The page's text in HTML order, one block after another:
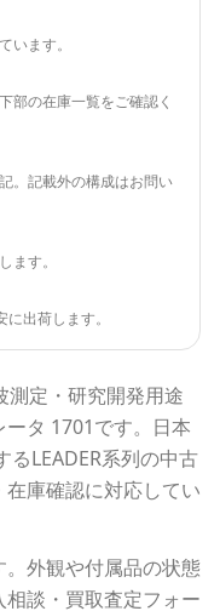
います。
部の在庫一覧をご確認く
。記載外の構成はお問い
ます。
出荷します。
測定・研究開発用途
タ 1701です。 日本
るLEADER系列の中古
庫確認に対応してい
外観や付属品の状態
談・買取査定フォー